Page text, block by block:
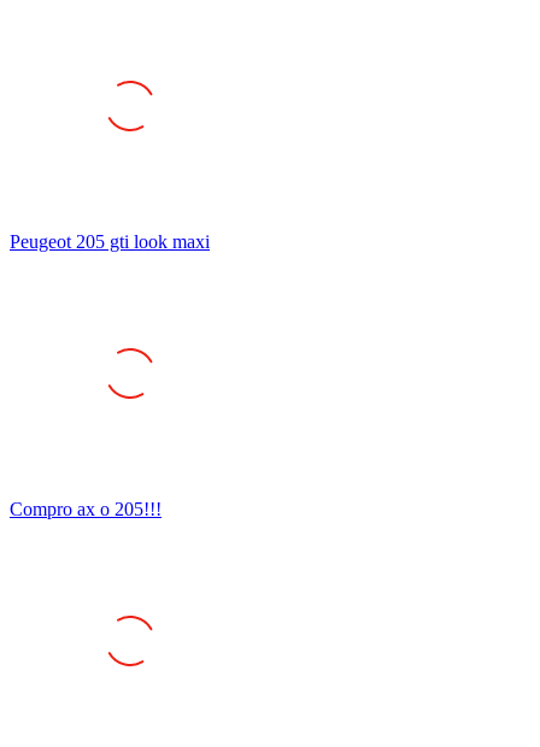
Peugeot 205 gti look maxi
Compro ax o 205!!!